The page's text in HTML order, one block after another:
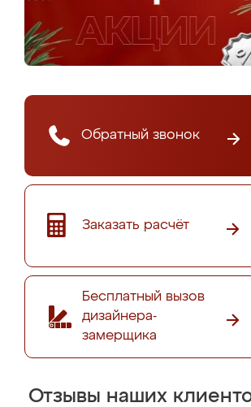
Обратный звонок
Заказать расчёт
Бесплатный вызов
дизайнера-
замерщика
Отзывы наших